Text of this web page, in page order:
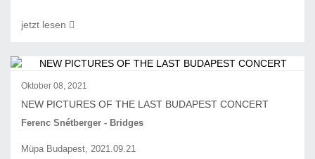
jetzt lesen
Oktober 08, 2021
NEW PICTURES OF THE LAST BUDAPEST CONCERT
Ferenc Snétberger - Bridges
Müpa Budapest, 2021.09.21